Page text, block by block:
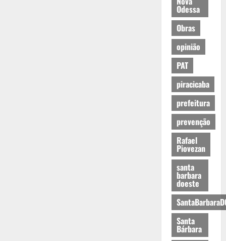
Odessa
Obras
opinião
PAT
piracicaba
prefeitura
prevenção
Rafael
Piovezan
santa
barbara
doeste
Santa
Bárbara